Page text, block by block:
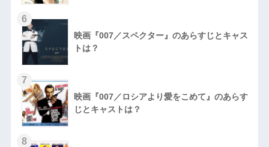
6
映画『007／スペクター』のあらすじとキャス
トは？
7
映画『007／ロシアより愛をこめて』のあらす
じとキャストは？
8